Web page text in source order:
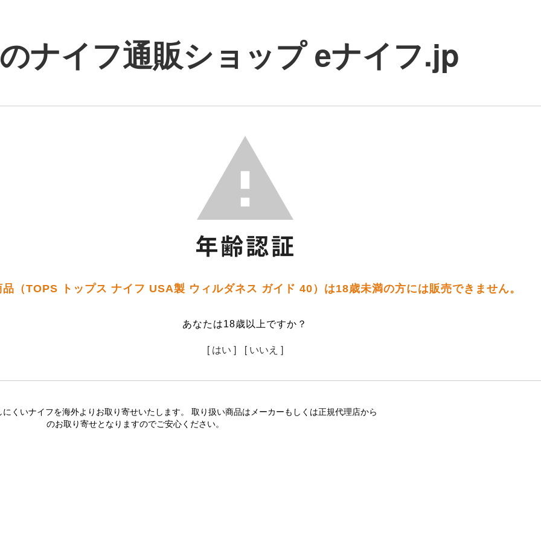
ナイフ通販ショップ eナイフ.jp
品（TOPS トップス ナイフ USA製 ウィルダネス ガイド 40）は18歳未満の方には販売できません。
あなたは18歳以上ですか？
[ はい ] [ いいえ ]
くいナイフを海外よりお取り寄せいたします。 取り扱い商品はメーカーもしくは正規代理店から
のお取り寄せとなりますのでご安心ください。